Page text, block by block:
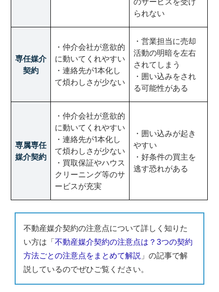
られない
専任媒介
契約
・仲介会社が意欲的
に動いてくれやすい
・連絡先が1本化し
て煩わしさが少ない
・営業担当に売却
活動の明暗を左右
されてしまう
・囲い込みをされ
る可能性がある
専属専任
媒介契約
・仲介会社が意欲的
に動いてくれやすい
・連絡先が1本化し
て煩わしさが少ない
・買取保証やハウス
クリーニング等のサ
ービスが充実
・囲い込みが起き
やすい
・好条件の買主を
逃す恐れがある
不動産媒介契約の注意点について詳しく知りた
い方は「不動産媒介契約の注意点は？3つの契約
方法ごとの注意点をまとめて解説 」の記事で解
説しているのでぜひご覧ください。